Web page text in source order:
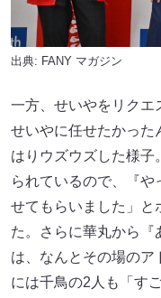
出典: FANY マガジン
一方、せいやをリクエ
せいやに任せたかっ
はりウズウズした様子
られているので、『や
せてもらいました」と
た。さらに華丸から『
は、なんとその場の
には千鳥の2人も「す